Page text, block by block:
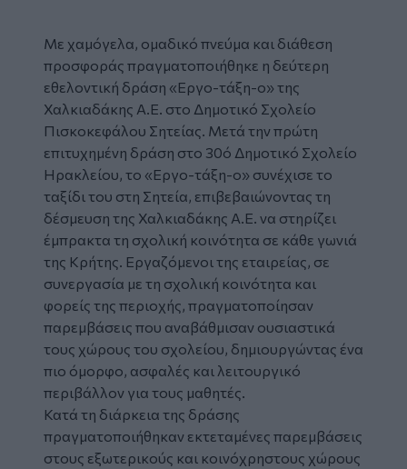
Με χαμόγελα, ομαδικό πνεύμα και διάθεση
προσφοράς πραγματοποιήθηκε η δεύτερη
εθελοντική δράση «Εργο-τάξη-ο» της
Χαλκιαδάκης Α.Ε. στο Δημοτικό Σχολείο
Πισκοκεφάλου Σητείας. Μετά την πρώτη
επιτυχημένη δράση στο 30ό Δημοτικό Σχολείο
Ηρακλείου, το «Εργο-τάξη-ο» συνέχισε το
ταξίδι του στη Σητεία, επιβεβαιώνοντας τη
δέσμευση της Χαλκιαδάκης Α.Ε. να στηρίζει
έμπρακτα τη σχολική κοινότητα σε κάθε γωνιά
της Κρήτης. Εργαζόμενοι της εταιρείας, σε
συνεργασία με τη σχολική κοινότητα και
φορείς της περιοχής, πραγματοποίησαν
παρεμβάσεις που αναβάθμισαν ουσιαστικά
τους χώρους του σχολείου, δημιουργώντας ένα
πιο όμορφο, ασφαλές και λειτουργικό
περιβάλλον για τους μαθητές.
Κατά τη διάρκεια της δράσης
πραγματοποιήθηκαν εκτεταμένες παρεμβάσεις
στους εξωτερικούς και κοινόχρηστους χώρους